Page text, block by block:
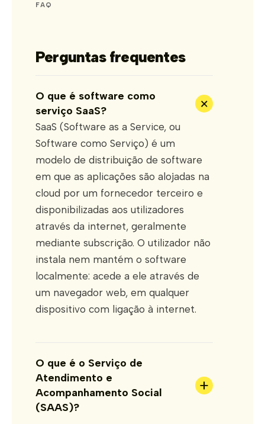
FAQ
Perguntas frequentes
O que é software como
serviço SaaS?
+
SaaS (Software as a Service, ou
Software como Serviço) é um
modelo de distribuição de software
em que as aplicações são alojadas na
cloud por um fornecedor terceiro e
disponibilizadas aos utilizadores
através da internet, geralmente
mediante subscrição. O utilizador não
instala nem mantém o software
localmente: acede a ele através de
um navegador web, em qualquer
dispositivo com ligação à internet.
O que é o Serviço de
Atendimento e
Acompanhamento Social
(SAAS)?
+